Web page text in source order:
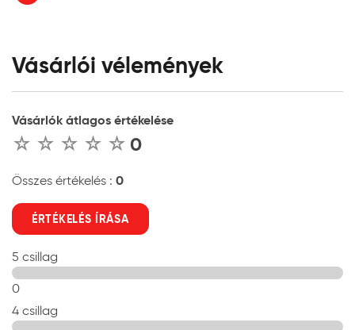
Vásárlói vélemények
Vásárlók átlagos értékelése
0
Összes értékelés : 0
ÉRTÉKELÉS ÍRÁSA
5 csillag
0
4 csillag